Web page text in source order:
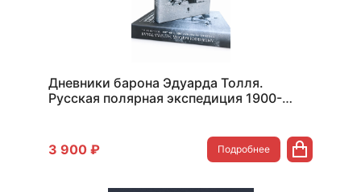
Дневники барона Эдуарда Толля.
Русская полярная экспедиция 1900-
3 900 ₽ Подробнее